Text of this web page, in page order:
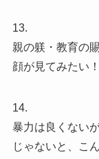
13.
親の躾・教育の
顔が見てみたい！
14.
暴力は良くない
じゃないと、こ